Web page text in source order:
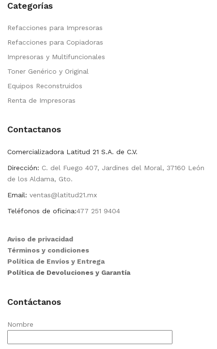
Categorías
Refacciones para Impresoras
Refacciones para Copiadoras
Impresoras y Multifuncionales
Toner Genérico y Original
Equipos Reconstruidos
Renta de Impresoras
Contactanos
Comercializadora Latitud 21 S.A. de C.V.
Dirección: C. del Fuego 407, Jardines del Moral, 37160 León
de los Aldama, Gto.
Email: ventas@latitud21.mx
Teléfonos de oficina:477 251 9404
Aviso de privacidad
Términos y condiciones
Política de Envíos y Entrega
Política de Devoluciones y Garantía
Contáctanos
Nombre